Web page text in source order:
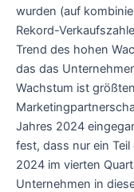
wurden (auf
Rekord-
Trend des hohen
das das
Wachstum ist
Jahres 2024
fest, dass nur ein
2024 im vierten
Unternehmen in